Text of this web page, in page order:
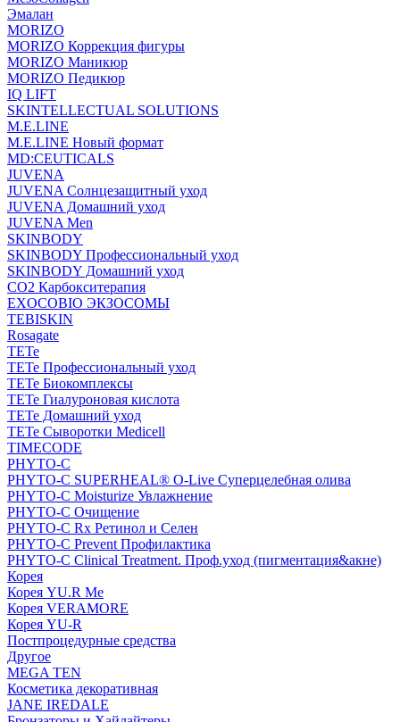
Эмалан
MORIZO
MORIZO Коррекция фигуры
MORIZO Маникюр
MORIZO Педикюр
IQ LIFT
SKINTELLECTUAL SOLUTIONS
M.E.LINE
M.E.LINE Новый формат
MD:CEUTICALS
JUVENA
JUVENA Солнцезащитный уход
JUVENA Домашний уход
JUVENA Men
SKINBODY
SKINBODY Профессиональный уход
SKINBODY Домашний уход
CO2 Карбокситерапия
EXOCOBIO ЭКЗОСОМЫ
TEBISKIN
Rosagate
TETe
TETe Профессиональный уход
TETe Биокомплексы
TETe Гиалуроновая кислота
TETe Домашний уход
TETe Сыворотки Medicell
TIMECODE
PHYTO-C
PHYTO-C SUPERHEAL® O-Live Суперцелебная олива
PHYTO-C Moisturize Увлажнение
PHYTO-C Очищение
PHYTO-C Rx Ретинол и Селен
PHYTO-C Prevent Профилактика
PHYTO-C Clinical Treatment. Проф.уход (пигментация&акне)
Корея
Корея YU.R Me
Корея VERAMORE
Корея YU-R
Постпроцедурные средства
Другое
MEGA TEN
Косметика декоративная
JANE IREDALE